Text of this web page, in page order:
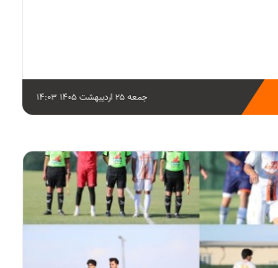
جمعه 25 اردیبهشت 1405 14:03